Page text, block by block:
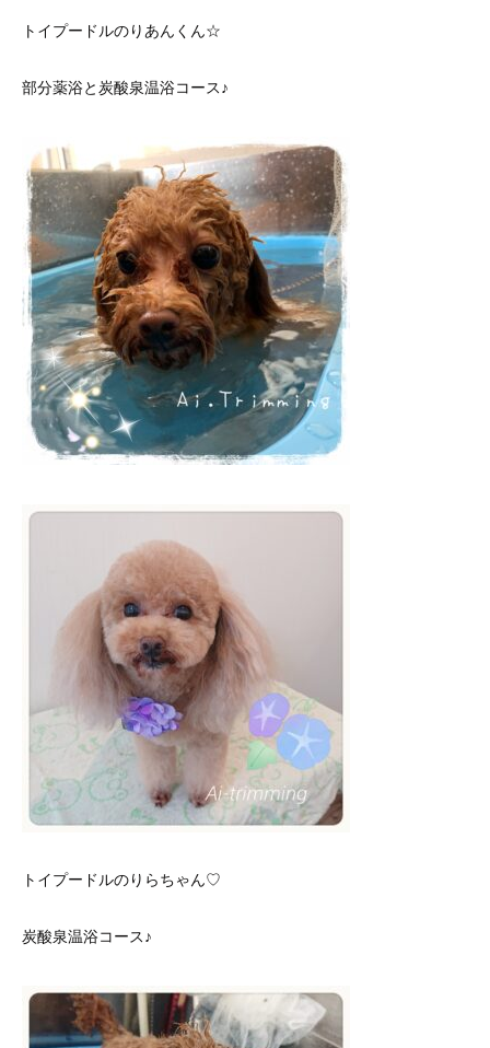
トイプードルのりあんくん☆
部分薬浴と炭酸泉温浴コース♪
トイプードルのりらちゃん♡
炭酸泉温浴コース♪